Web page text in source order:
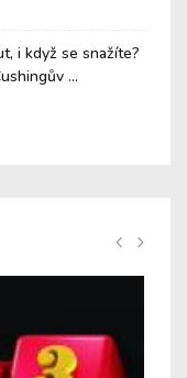
i když se snažíte?
...